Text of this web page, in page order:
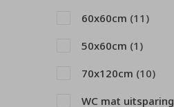
60x60cm (11)
50x60cm (1)
70x120cm (10)
WC mat uitsparing